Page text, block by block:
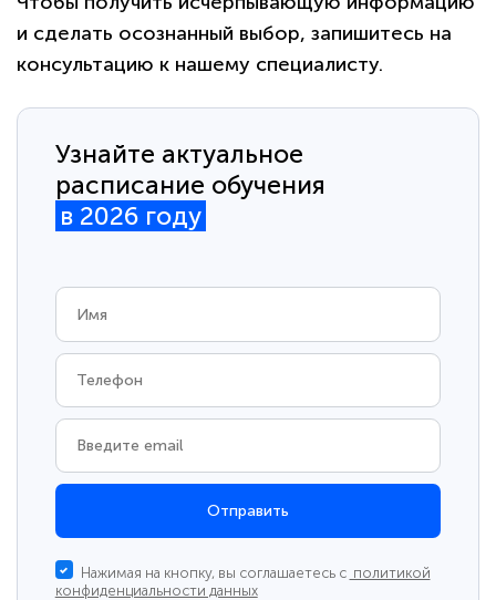
и сделать осознанный выбор, запишитесь на
консультацию к нашему специалисту.
Узнайте актуальное
расписание обучения
в 2026 году
Отправить
Нажимая на кнопку, вы соглашаетесь с политикой
конфиденциальности данных